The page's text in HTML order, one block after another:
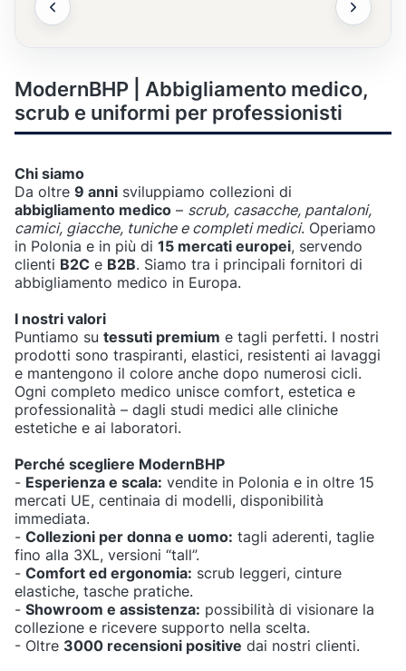
ModernBHP | Abbigliamento medico,
scrub e uniformi per professionisti
Chi siamo
Da oltre 9 anni sviluppiamo collezioni di
abbigliamento medico – scrub, casacche, pantaloni,
camici, giacche, tuniche e completi medici. Operiamo
in Polonia e in più di 15 mercati europei, servendo
clienti B2C e B2B. Siamo tra i principali fornitori di
abbigliamento medico in Europa.
I nostri valori
Puntiamo su tessuti premium e tagli perfetti. I nostri
prodotti sono traspiranti, elastici, resistenti ai lavaggi
e mantengono il colore anche dopo numerosi cicli.
Ogni completo medico unisce comfort, estetica e
professionalità – dagli studi medici alle cliniche
estetiche e ai laboratori.
Perché scegliere ModernBHP
- Esperienza e scala: vendite in Polonia e in oltre 15
mercati UE, centinaia di modelli, disponibilità
immediata.
- Collezioni per donna e uomo: tagli aderenti, taglie
fino alla 3XL, versioni “tall”.
- Comfort ed ergonomia: scrub leggeri, cinture
elastiche, tasche pratiche.
- Showroom e assistenza: possibilità di visionare la
collezione e ricevere supporto nella scelta.
- Oltre 3000 recensioni positive dai nostri clienti.